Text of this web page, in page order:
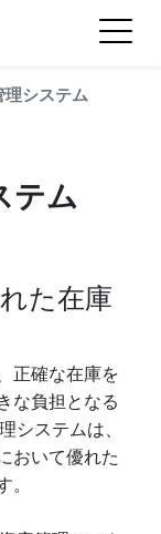
理システム
テム
た在庫
正確な在庫を
な負担となる
システムは、
おいて優れた